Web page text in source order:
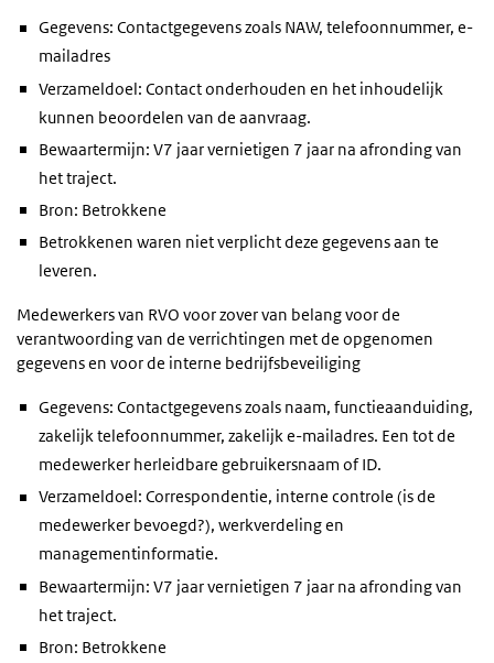
Gegevens: Contactgegevens zoals NAW, telefoonnummer, e-
mailadres
Verzameldoel: Contact onderhouden en het inhoudelijk
kunnen beoordelen van de aanvraag.
Bewaartermijn: V7 jaar vernietigen 7 jaar na afronding van
het traject.
Bron: Betrokkene
Betrokkenen waren niet verplicht deze gegevens aan te
leveren.
Medewerkers van RVO voor zover van belang voor de
verantwoording van de verrichtingen met de opgenomen
gegevens en voor de interne bedrijfsbeveiliging
Gegevens: Contactgegevens zoals naam, functieaanduiding,
zakelijk telefoonnummer, zakelijk e-mailadres. Een tot de
medewerker herleidbare gebruikersnaam of ID.
Verzameldoel: Correspondentie, interne controle (is de
medewerker bevoegd?), werkverdeling en
managementinformatie.
Bewaartermijn: V7 jaar vernietigen 7 jaar na afronding van
het traject.
Bron: Betrokkene